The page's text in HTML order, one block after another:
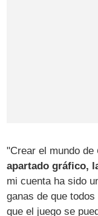
"Crear el mundo de
apartado gráfico,
mi cuenta ha sido
ganas de que
que el juego se